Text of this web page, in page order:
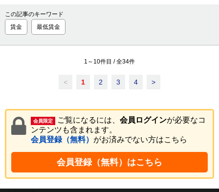
この記事のキーワード
賃金
最低賃金
1 ～ 10件目 / 全34件
< 1 2 3 4 >
会員限定 ご覧になるには、 会員ログインが必要なコ
ンテンツも含まれます。
会員登録（無料） がお済みでない方はこちら
会員登録（無料）はこちら